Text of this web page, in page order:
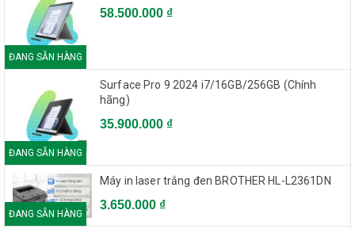
ĐANG SẴN HÀNG
58.500.000 ₫
ĐANG SẴN HÀNG
Surface Pro 9 2024 i7/16GB/256GB (Chính
hãng)
35.900.000 ₫
ĐANG SẴN HÀNG
Máy in laser trắng đen BROTHER HL-L2361DN
3.650.000 ₫